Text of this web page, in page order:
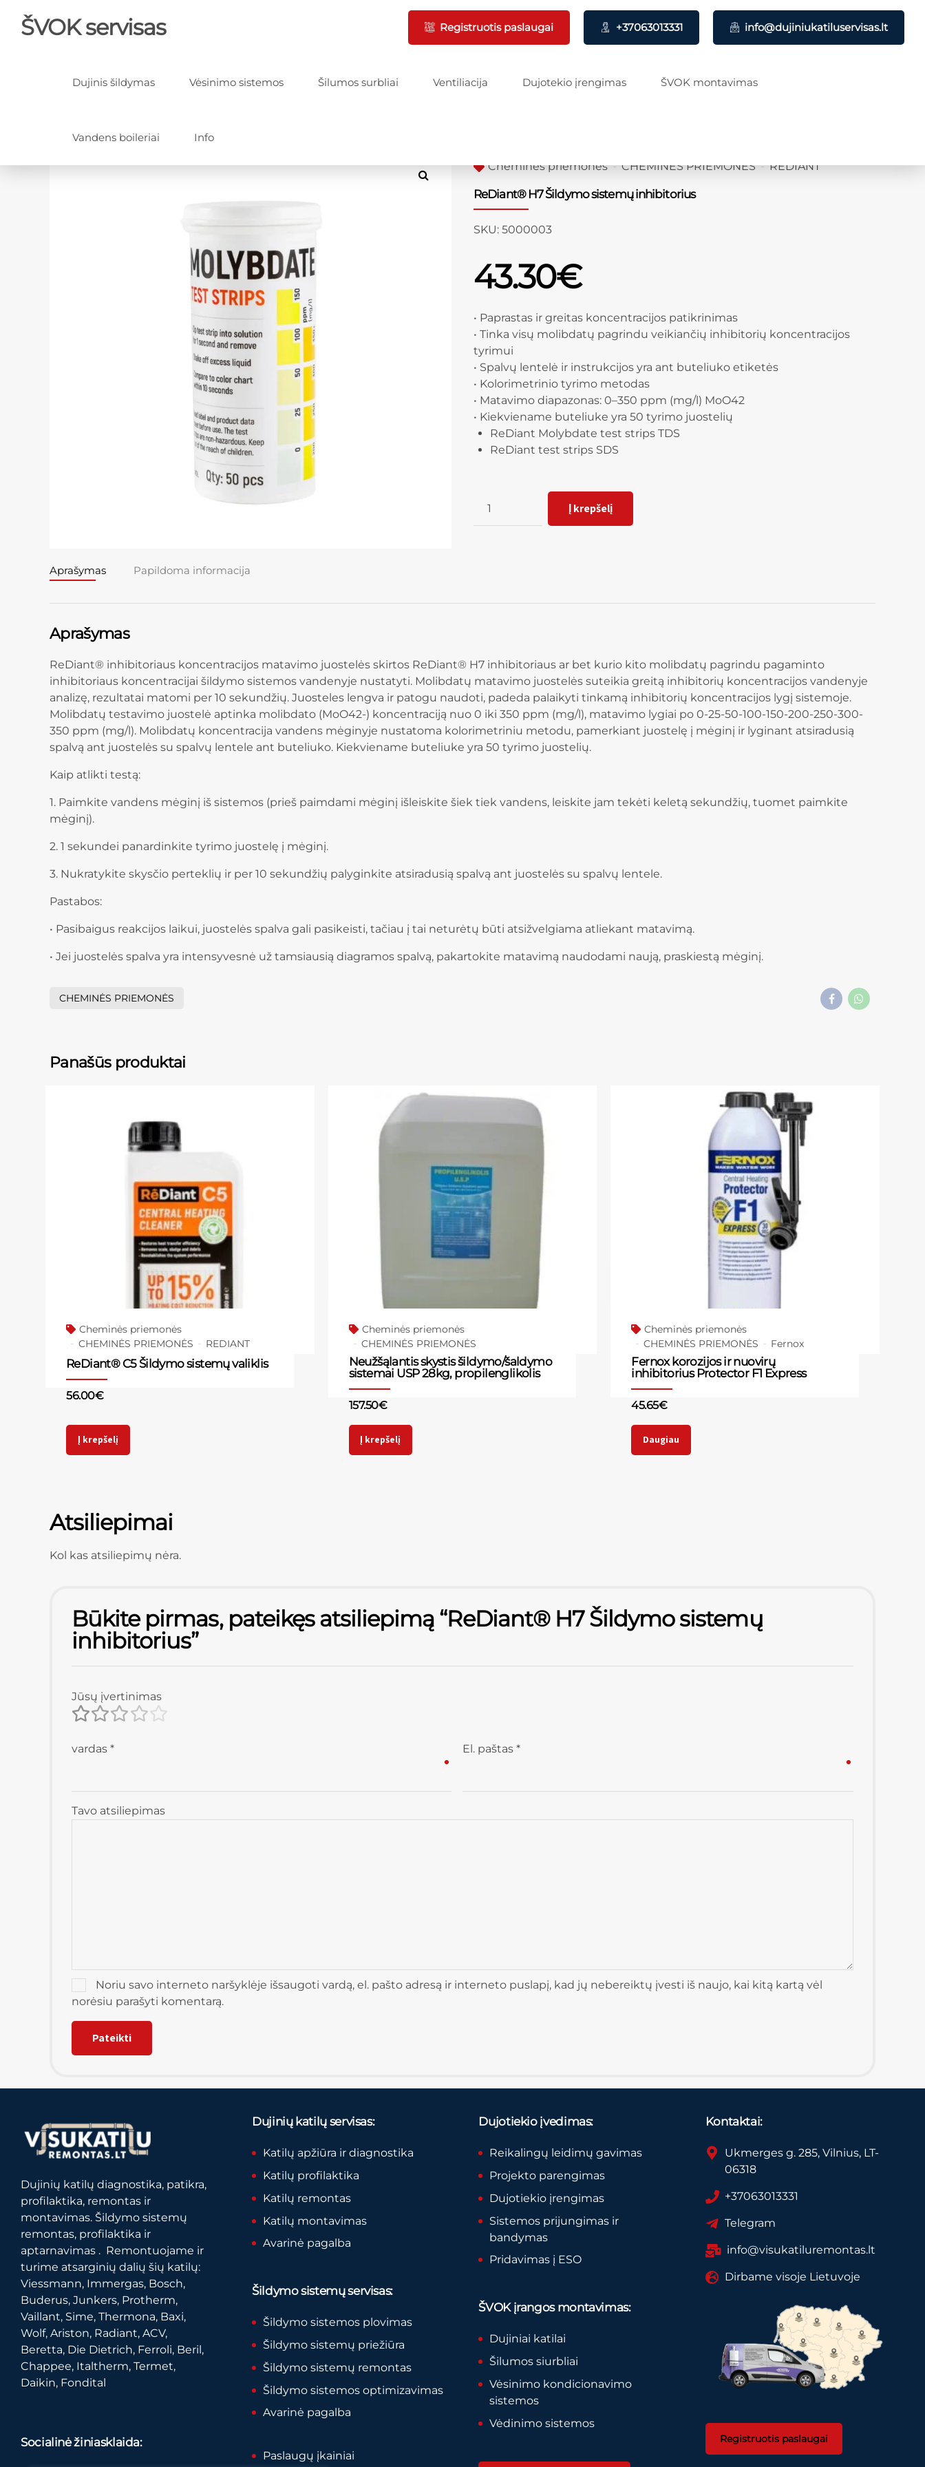
ŠVOK servisas Registruotis paslaugai +37063013331 info@dujiniukatiluservisas.lt
Dujinis šildymas Vėsinimo sistemos Šilumos surbliai Ventiliacija Dujotekio įrengimas ŠVOK montavimas
Vandens boileriai Info
Cheminės priemonės CHEMINĖS PRIEMONĖS REDIANT
ReDiant® H7 Šildymo sistemų inhibitorius
SKU: 5000003
43.30€
• Paprastas ir greitas koncentracijos patikrinimas
• Tinka visų molibdatų pagrindu veikiančių inhibitorių koncentracijos
tyrimui
• Spalvų lentelė ir instrukcijos yra ant buteliuko etiketės
• Kolorimetrinio tyrimo metodas
• Matavimo diapazonas: 0–350 ppm (mg/l) MoO42
• Kiekviename buteliuke yra 50 tyrimo juostelių
ReDiant Molybdate test strips TDS
ReDiant test strips SDS
Į krepšelį
Aprašymas Papildoma informacija
Aprašymas
ReDiant® inhibitoriaus koncentracijos matavimo juostelės skirtos ReDiant® H7 inhibitoriaus ar bet kurio kito molibdatų pagrindu pagaminto
inhibitoriaus koncentracijai šildymo sistemos vandenyje nustatyti. Molibdatų matavimo juostelės suteikia greitą inhibitorių koncentracijos vandenyje
analizę, rezultatai matomi per 10 sekundžių. Juosteles lengva ir patogu naudoti, padeda palaikyti tinkamą inhibitorių koncentracijos lygį sistemoje.
Molibdatų testavimo juostelė aptinka molibdato (MoO42-) koncentraciją nuo 0 iki 350 ppm (mg/l), matavimo lygiai po 0-25-50-100-150-200-250-300-
350 ppm (mg/l). Molibdatų koncentracija vandens mėginyje nustatoma kolorimetriniu metodu, pamerkiant juostelę į mėginį ir lyginant atsiradusią
spalvą ant juostelės su spalvų lentele ant buteliuko. Kiekviename buteliuke yra 50 tyrimo juostelių.
Kaip atlikti testą:
1. Paimkite vandens mėginį iš sistemos (prieš paimdami mėginį išleiskite šiek tiek vandens, leiskite jam tekėti keletą sekundžių, tuomet paimkite
mėginį).
2. 1 sekundei panardinkite tyrimo juostelę į mėginį.
3. Nukratykite skysčio perteklių ir per 10 sekundžių palyginkite atsiradusią spalvą ant juostelės su spalvų lentele.
Pastabos:
• Pasibaigus reakcijos laikui, juostelės spalva gali pasikeisti, tačiau į tai neturėtų būti atsižvelgiama atliekant matavimą.
• Jei juostelės spalva yra intensyvesnė už tamsiausią diagramos spalvą, pakartokite matavimą naudodami naują, praskiestą mėginį.
CHEMINĖS PRIEMONĖS
Panašūs produktai
Cheminės priemonės
CHEMINĖS PRIEMONĖS
REDIANT
ReDiant® C5 Šildymo sistemų valiklis
56.00€
Į krepšelį
Cheminės priemonės
CHEMINĖS PRIEMONĖS
Neužšąlantis skystis šildymo/šaldymo
sistemai USP 28kg, propilenglikolis
157.50€
Į krepšelį
Cheminės priemonės
CHEMINĖS PRIEMONĖS
Fernox
Fernox korozijos ir nuovirų
inhibitorius Protector F1 Express
45.65€
Daugiau
Atsiliepimai
Kol kas atsiliepimų nėra.
Būkite pirmas, pateikęs atsiliepimą “ReDiant® H7 Šildymo sistemų
inhibitorius”
Jūsų įvertinimas
Tavo atsiliepimas
vardas * El. paštas *
Noriu savo interneto naršyklėje išsaugoti vardą, el. pašto adresą ir interneto puslapį, kad jų nebereiktų įvesti iš naujo, kai kitą kartą vėl
norėsiu parašyti komentarą.
Dujinių katilų diagnostika, patikra,
profilaktika, remontas ir
montavimas. Šildymo sistemų
remontas, profilaktika ir
aptarnavimas . Remontuojame ir
turime atsarginių dalių šių katilų:
Viessmann, Immergas, Bosch,
Buderus, Junkers, Protherm,
Vaillant, Sime, Thermona, Baxi,
Wolf, Ariston, Radiant, ACV,
Beretta, Die Dietrich, Ferroli, Beril,
Chappee, Italtherm, Termet,
Daikin, Fondital
Socialinė žiniasklaida:
Dujinių katilų servisas:
Katilų apžiūra ir diagnostika
Katilų profilaktika
Katilų remontas
Katilų montavimas
Avarinė pagalba
Šildymo sistemų servisas:
Šildymo sistemos plovimas
Šildymo sistemų priežiūra
Šildymo sistemų remontas
Šildymo sistemos optimizavimas
Avarinė pagalba
Paslaugų įkainiai
Dujotiekio įvedimas:
Reikalingų leidimų gavimas
Projekto parengimas
Dujotiekio įrengimas
Sistemos prijungimas ir
bandymas
Pridavimas į ESO
ŠVOK įrangos montavimas:
Dujiniai katilai
Šilumos siurbliai
Vėsinimo kondicionavimo
sistemos
Vėdinimo sistemos
Kontaktai:
Ukmerges g. 285, Vilnius, LT-
06318
+37063013331
Telegram
info@visukatiluremontas.lt
Dirbame visoje Lietuvoje
Registruotis paslaugai